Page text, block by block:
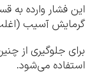
این فشار وارده
گرمایش آسیب
برای جلوگیری از
استفاده می‌شود.